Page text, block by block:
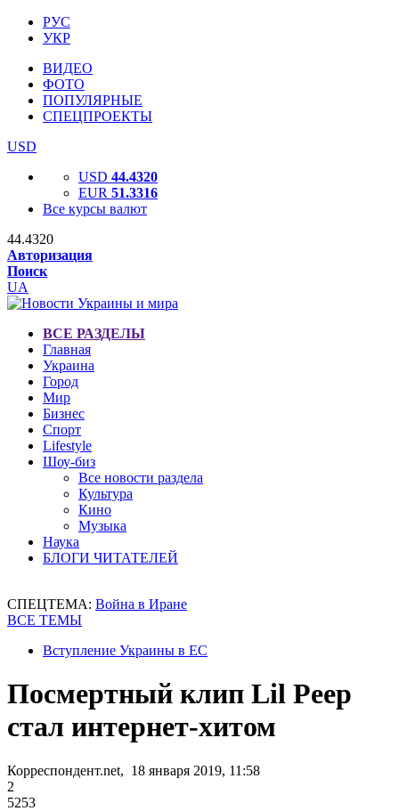
РУС
УКР
ВИДЕО
ФОТО
ПОПУЛЯРНЫЕ
СПЕЦПРОЕКТЫ
USD
USD 44.4320
EUR 51.3316
Все курсы валют
44.4320
Авторизация
Поиск
UA
ВСЕ РАЗДЕЛЫ
Главная
Украина
Город
Мир
Бизнес
Спорт
Lifestyle
Шоу-биз
Все новости раздела
Культура
Кино
Музыка
Наука
БЛОГИ ЧИТАТЕЛЕЙ
СПЕЦТЕМА: Война в Иране
ВСЕ ТЕМЫ
Вступление Украины в ЕС
Посмертный клип Lil Peep
стал интернет-хитом
Корреспондент.net, 18 января 2019, 11:58
2
5253